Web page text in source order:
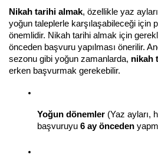
Nikah tarihi almak, özellikle yaz
yoğun taleplerle karşılaşabileceği için
önemlidir. Nikah tarihi almak için
önceden başvuru yapılması önerilir.
sezonu gibi yoğun zamanlarda, nikah
erken başvurmak gerekebilir.
Yoğun dönemler (Yaz ayları,
başvuruyu 6 ay önceden